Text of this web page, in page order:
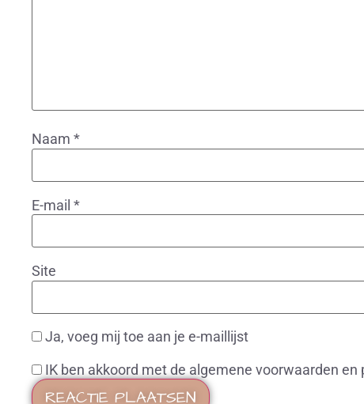
Naam *
E-mail *
Site
Ja, voeg mij toe aan je e-maillijst
IK ben akkoord met de algemene voorwaarden en